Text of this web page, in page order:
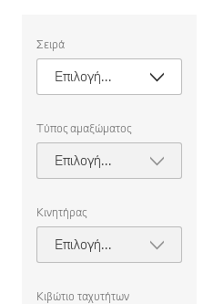
τα
ακόλουθα
χαρακτηριστικά,
για
επιλέξετε
αυτοκίνητο
προς
σύγκριση.
Σειρά
Επιλογή
σειράς
Τύπος αμαξώματος
Επιλογή
τύπου
Κινητήρας
Επιλογή
κινητήρα
Κιβώτιο ταχυτήτων